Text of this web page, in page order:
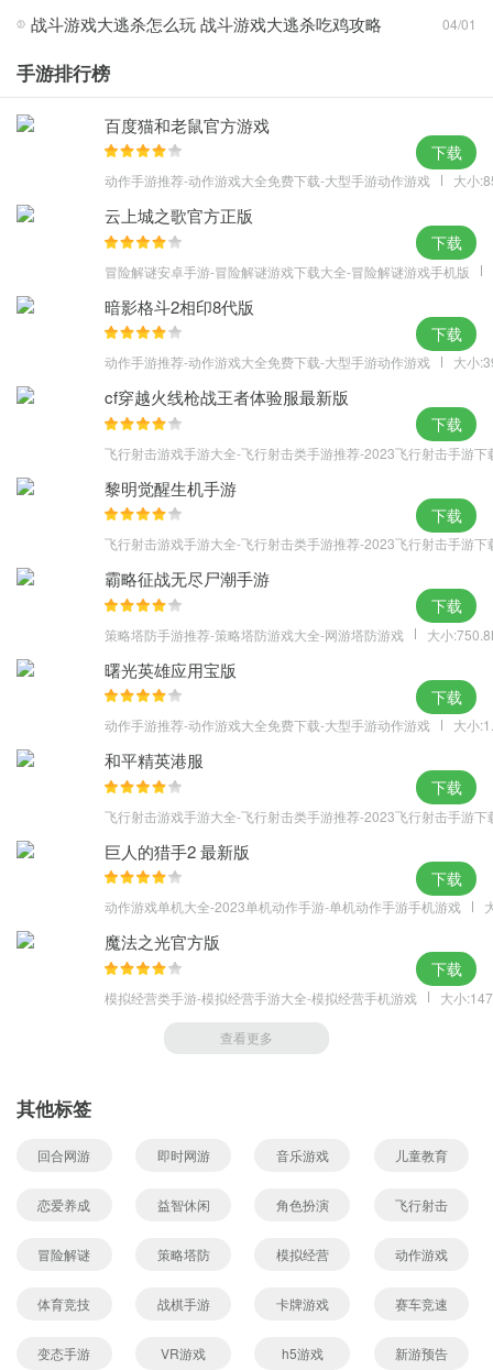
1.每场游戏都能给玩家们带来不一样的游戏体验，内容可都是全新的
2.创建你所喜欢的角色随后就去在小岛上开始这场漫长的冒险之旅
吧;
3.地图中会有很多的资源，各位记得去获取例如各种材料能够帮助你
战斗游戏大逃杀怎么玩 战斗游戏大逃杀吃鸡攻略 04/01
手游排行榜
百度猫和老鼠官方游戏
动作手游推荐-动作游戏大全免费下载-大型手游动作游戏 大小
下载
云上城之歌官方正版
冒险解谜安卓手游-冒险解谜游戏下载大全-冒险解谜游戏手机版
下载
暗影格斗2相印8代版
动作手游推荐-动作游戏大全免费下载-大型手游动作游戏 大小
下载
cf穿越火线枪战王者体验服最新版
飞行射击游戏手游大全-飞行射击类手游推荐-2023飞行射击手游下
下载
黎明觉醒生机手游
飞行射击游戏手游大全-飞行射击类手游推荐-2023飞行射击手游下
下载
霸略征战无尽尸潮手游
策略塔防手游推荐-策略塔防游戏大全-网游塔防游戏 大小
下载
曙光英雄应用宝版
动作手游推荐-动作游戏大全免费下载-大型手游动作游戏 大小
下载
和平精英港服
飞行射击游戏手游大全-飞行射击类手游推荐-2023飞行射击手游下
下载
巨人的猎手2 最新版
动作游戏单机大全-2023单机动作手游-单机动作手游手机游戏
下载
魔法之光官方版
模拟经营类手游-模拟经营手游大全-模拟经营手机游戏 大小
下载
查看更多
其他标签
回合网游 即时网游 音乐游戏 儿童教育
恋爱养成 益智休闲 角色扮演 飞行射击
冒险解谜 策略塔防 模拟经营 动作游戏
体育竞技 战棋手游 卡牌游戏 赛车竞速
变态手游 VR游戏 h5游戏 新游预告